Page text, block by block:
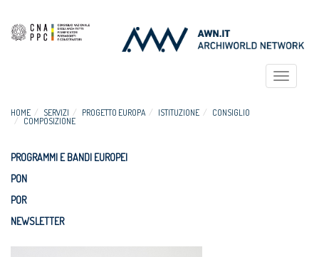
Toggle
HOME SERVIZI PROGETTO EUROPA ISTITUZIONE
CONSIGLIO
COMPOSIZIONE
PROGRAMMI E BANDI EUROPEI
PON
POR
NEWSLETTER